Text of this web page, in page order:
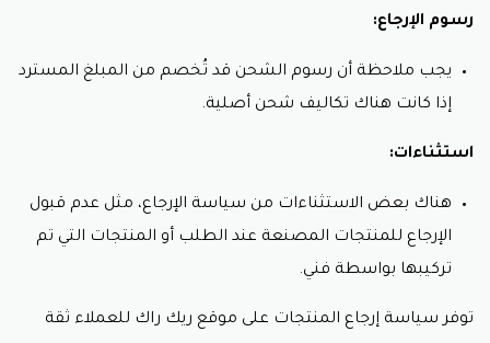
رسوم الإرجاع:
يجب ملاحظة أن رسوم الشحن قد تُخصم من المبلغ المسترد
إذا كانت هناك تكاليف شحن أصلية.
استثناءات:
هناك بعض الاستثناءات من سياسة الإرجاع، مثل عدم قبول
الإرجاع للمنتجات المصنعة عند الطلب أو المنتجات التي تم
تركيبها بواسطة فني.
توفر سياسة إرجاع المنتجات على موقع ريك راك للعملاء ثقة